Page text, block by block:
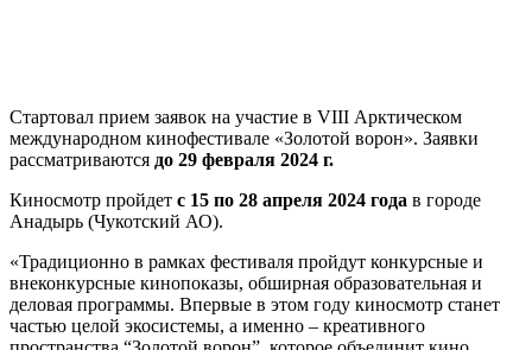
Стартовал прием заявок на участие в VIII Арктическом
международном кинофестивале «Золотой ворон». Заявки
рассматриваются до 29 февраля 2024 г.
Киносмотр пройдет с 15 по 28 апреля 2024 года в городе
Анадырь (Чукотский АО).
«Традиционно в рамках фестиваля пройдут конкурсные и
внеконкурсные кинопоказы, обширная образовательная и
деловая программы. Впервые в этом году киносмотр станет
частью целой экосистемы, а именно – креативного